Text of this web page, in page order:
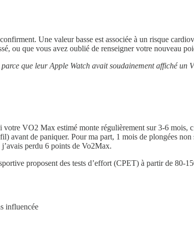
Une valeur basse est associée à un risque
ou que vous avez oublié de renseigner votre nouveau
que leur Apple Watch avait soudainement affiché un
votre VO2 Max estimé monte régulièrement sur 3-6 mois,
avant de paniquer. Pour ma part, 1 mois de plongées
perdu 6 points de Vo2Max.
proposent des tests d’effort (CPET) à partir de 80-
influencée